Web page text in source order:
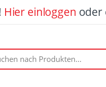
Hier einloggen oder
Produkten: